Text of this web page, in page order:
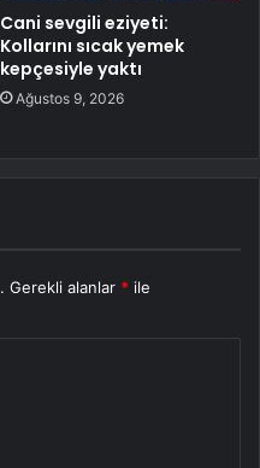
Cani sevgili eziyeti:
Kollarını sıcak yemek
kepçesiyle yaktı
Ağustos 9, 2026
Gerekli alanlar * ile